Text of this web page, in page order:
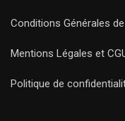
Conditions Générales
Mentions Légales et
Politique de